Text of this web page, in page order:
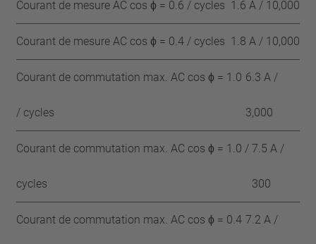
Courant de mesure AC cos ϕ = 0.6 / cycles 1.6 A / 10,000
Courant de mesure AC cos ϕ = 0.4 / cycles 1.8 A / 10,000
Courant de commutation max. AC cos ϕ = 1.0
/ cycles
6.3 A /
3,000
Courant de commutation max. AC cos ϕ = 1.0 /
cycles
7.5 A /
300
Courant de commutation max. AC cos ϕ = 0.4 7.2 A /